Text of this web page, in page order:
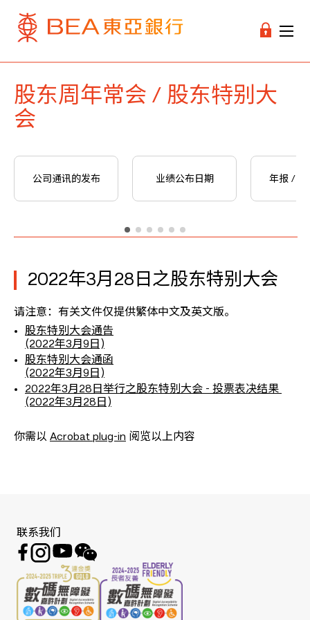
股东周年常会 / 股东特别大
会
公司通讯的发布 业绩公布日期 年报 / 中
2022年3月28日之股东特别大会
请注意：有关文件仅提供繁体中文及英文版。
股东特别大会通告
(2022年3月9日)
股东特别大会通函
(2022年3月9日)
2022年3月28日举行之股东特别大会 - 投票表决结果
(2022年3月28日)
你需以 Acrobat plug-in 阅览以上内容
联系我们